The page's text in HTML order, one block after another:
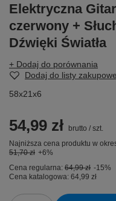
Elektryczna
czerwony +
Dźwięki Światła
+ Dodaj do porównania
Dodaj do listy
58x21x6
54,99 zł brutto / szt.
Najniższa cena produktu w
51,70 zł +6%
Cena regularna: 64,99 zł -15%
Cena katalogowa: 64,99 zł